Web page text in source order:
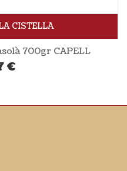
CISTELLA
700gr CAPELL
€